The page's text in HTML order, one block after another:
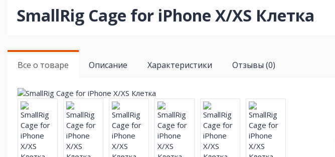
SmallRig Cage for iPhone X/XS Клетка
Все о товаре Описание Характеристики Отзывы (0)